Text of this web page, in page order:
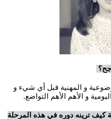
و المهنية قبل أي شيء و
و الأهم الأهم التواضع.
كيف ترينه دوره في هذه المرحلة